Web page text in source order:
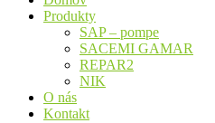
Produkty
SAP – pompe
SACEMI GAMAR
REPAR2
NIK
O nás
Kontakt